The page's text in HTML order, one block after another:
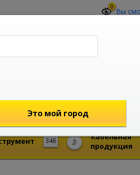
0 Вы
346
Кабельная
продукция
Это мой город